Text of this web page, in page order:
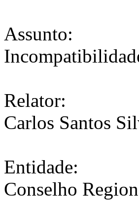
Assunto:
Relator:
Carlos Santos
Entidade:
Conselho